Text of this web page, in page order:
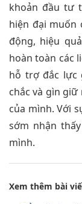
khoản đầu tư
hiện đại muốn
động, hiệu
hoàn toàn các
hỗ trợ đắc lực
chắc và gìn
của mình. Với
sớm nhận
mình.
Xem thêm bài